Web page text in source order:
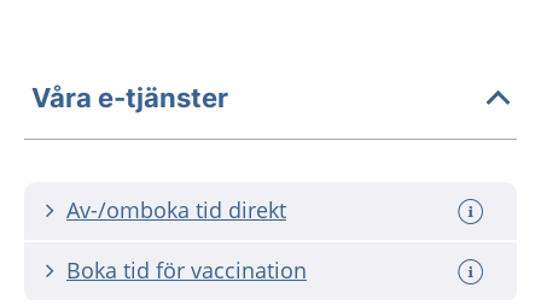
Våra e-tjänster
Av-/omboka tid direkt
Boka tid för vaccination